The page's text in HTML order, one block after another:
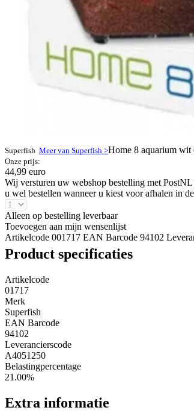
Superfish Meer van Superfish >Home 8 aquarium wit
Onze prijs:
44,99 euro
Wij versturen uw webshop bestelling met
u wel bestellen wanneer u kiest voor afhalen in
Alleen op bestelling leverbaar
Toevoegen aan mijn wensenlijst
Artikelcode 001717 EAN Barcode 94102
Product specificaties
Artikelcode
01717
Merk
Superfish
EAN Barcode
94102
Leverancierscode
A4051250
Belastingpercentage
21.00%
Extra informatie